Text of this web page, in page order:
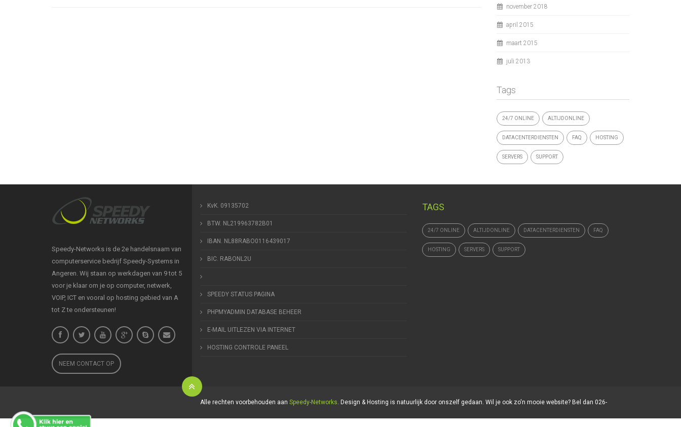
november 2018
april 2015
maart 2015
juli 2013
Tags
24/7 ONLINE ALTIJDONLINE
DATACENTERDIENSTEN FAQ HOSTING
SERVERS SUPPORT
Speedy-Networks is de 2e handelsnaam van
computerservice bedrijf Speedy-Systems in
Angeren. Wij staan op werkdagen van 9 tot 5
voor je klaar om je op computer, netwerk,
VOIP, ICT en vooral op hosting gebied van A
tot Z te ondersteunen!
NEEM CONTACT OP
KvK. 09135702
BTW. NL219963782B01
IBAN. NL88RABO0116439017
BIC. RABONL2U
SPEEDY STATUS PAGINA
PHPMYADMIN DATABASE BEHEER
E-MAIL UITLEZEN VIA INTERNET
HOSTING CONTROLE PANEEL
TAGS
24/7 ONLINE ALTIJDONLINE DATACENTERDIENSTEN FAQ
HOSTING SERVERS SUPPORT
Alle rechten voorbehouden aan Speedy-Networks. Design & Hosting is natuurlijk door onszelf gedaan. Wil je ook zo'n mooie website? Bel dan 026-